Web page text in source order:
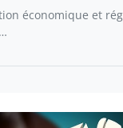
économique et